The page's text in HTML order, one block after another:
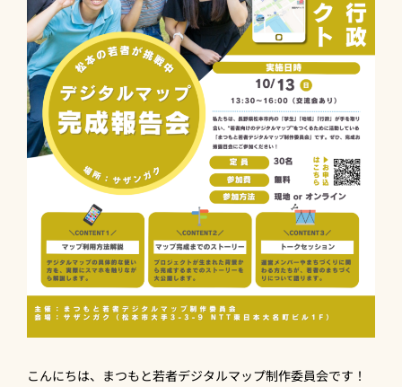
こんにちは、まつもと若者デジタルマップ制作委員会です！